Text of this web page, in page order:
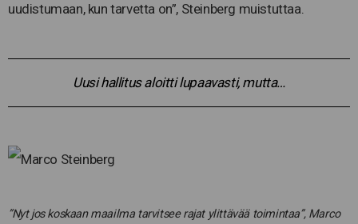
uudistumaan, kun tarvetta on”, Steinberg muistuttaa.
Uusi hallitus aloitti lupaavasti, mutta…
”Nyt jos koskaan maailma tarvitsee rajat ylittävää toimintaa”, Marco